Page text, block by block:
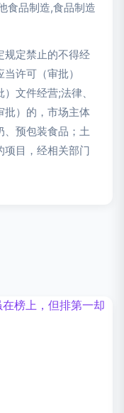
食品制造,食品制造
规定禁止的不得经
许可（审批）
文件经营;法律、
批）的，市场主体
、预包装食品；土
项目，经相关部门